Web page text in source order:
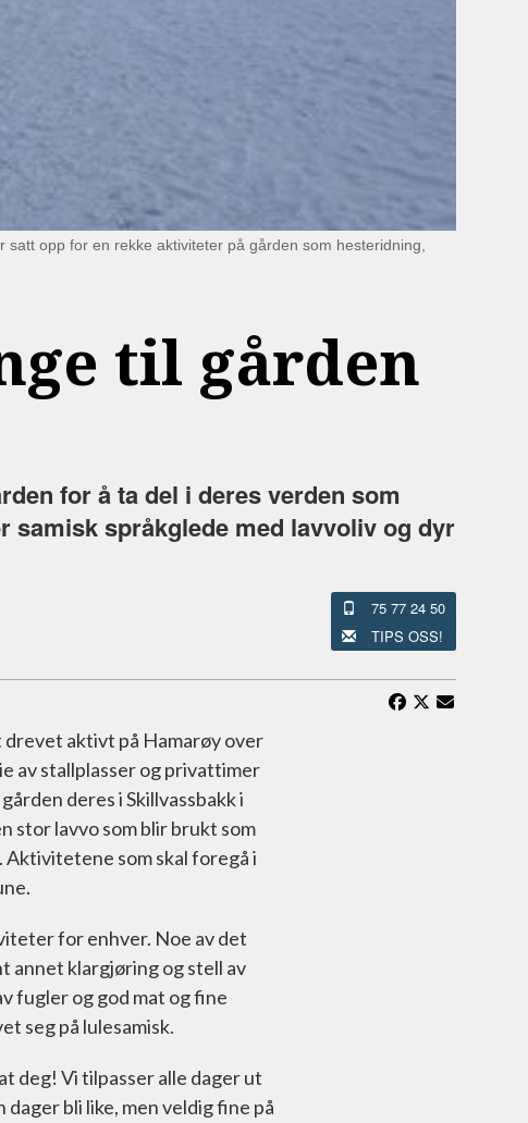
opp for en rekke aktiviteter på gården som hesteridning,
til gården
for å ta del i deres verden som
samisk språkglede med lavvoliv og dyr
75 77 24 50
TIPS OSS!
aktivt på Hamarøy over
av stallplasser og privattimer
deres i Skillvassbakk i
stor lavvo som blir brukt som
som skal foregå i
for enhver. Noe av det
annet klargjøring og stell av
fugler og god mat og fine
seg på lulesamisk.
deg! Vi tilpasser alle dager ut
bli like, men veldig fine på